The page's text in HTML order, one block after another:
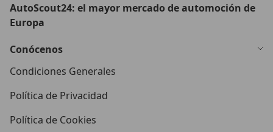
AutoScout24: el mayor mercado de automoción de
Europa
Conócenos
Condiciones Generales
Política de Privacidad
Política de Cookies